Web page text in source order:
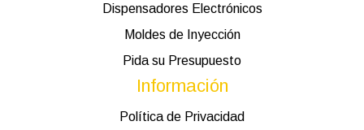
Dispensadores Electrónicos
Moldes de Inyección
Pida su Presupuesto
Información
Política de Privacidad